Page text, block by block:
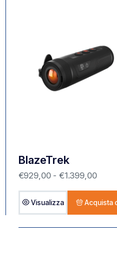
BlazeTrek
€929,00 - €1.399,00
Visualizza Acquista